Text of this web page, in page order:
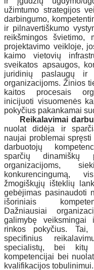
užimtumo strategijos
darbingumo,
ir pilnavertiškumo
reikšmingos švietimo,
projektavimo veikloje,
kaimo vietovių
sveikatos apsaugos,
juridinių paslaugų
organizacijoms. Žinios
kaitos procesais
inicijuoti visuomenės
pokyčius pakankamai
Reikalavimai
nuolat didėja ir
naujai problemai
darbuotojų
sparčių dinamiškų
organizacijoms,
konkurencingumą,
žmogiškųjų išteklių
gebėjimas pasinaudoti
išoriniais
Dažniausiai
galimybę
rinkos pokyčius.
specifinius
specialistų, bei kitų
kompetencijai bei
kvalifikacijos tobulinimui.